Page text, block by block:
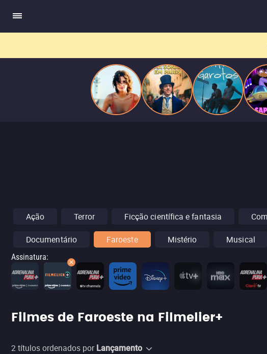
Ação Terror Ficção científica e fantasia
Documentário Faroeste Mistério Musical
Assinatura:
Filmes de Faroeste na Filmelier+
2títulos ordenados por Lançamento